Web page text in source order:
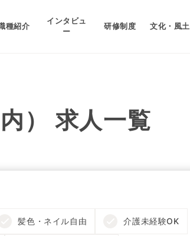
種紹介
インタビュ
ー
研修制度 文化・風土
） 求人一覧
髪色・ネイル自由 介護未経験OK